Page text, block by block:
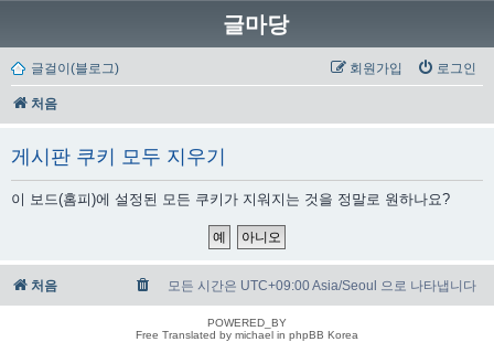
글마당
글걸이(블로그) 로그인
회원가입
처음
게시판 쿠키 모두 지우기
이 보드(홈피)에 설정된 모든 쿠키가 지워지는 것을 정말로 원하나요?
처음 모든 시간은 UTC+09:00 Asia/Seoul 으로 나타냅니다
POWERED_BY
Free Translated by michael in phpBB Korea